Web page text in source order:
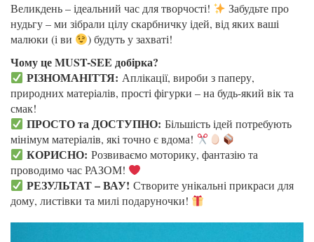
Великдень – ідеальний час для творчості!
Забудьте про
нудьгу – ми зібрали цілу скарбничку ідей, від яких ваші
малюки (і ви
) будуть у захваті!
Чому це MUST-SEE добірка?
РІЗНОМАНІТТЯ: Аплікації, вироби з паперу,
природних матеріалів, прості фігурки – на будь-який вік та
смак!
ПРОСТО та ДОСТУПНО: Більшість ідей потребують
мінімум матеріалів, які точно є вдома!
КОРИСНО: Розвиваємо моторику, фантазію та
проводимо час РАЗОМ!
РЕЗУЛЬТАТ – ВАУ! Створите унікальні прикраси для
дому, листівки та милі подаруночки!